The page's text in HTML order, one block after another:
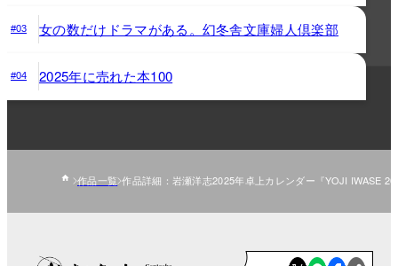
#03 女の数だけドラマがある。幻冬舎文庫婦人倶楽部
#04 2025年に売れた本100
作品一覧 作品詳細：岩瀬洋志2025年卓上カレンダー『YOJI IWASE